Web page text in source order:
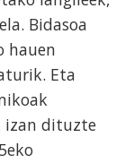
Bidasoa
hauen
Eta
izan dituzte